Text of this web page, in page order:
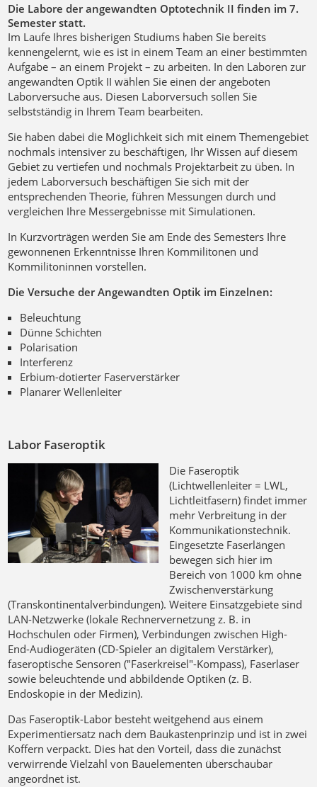
Die Labore der angewandten Optotechnik II finden im 7.
Semester statt.
Im Laufe Ihres bisherigen Studiums haben Sie bereits
kennengelernt, wie es ist in einem Team an einer bestimmten
Aufgabe – an einem Projekt – zu arbeiten. In den Laboren zur
angewandten Optik II wählen Sie einen der angeboten
Laborversuche aus. Diesen Laborversuch sollen Sie
selbstständig in Ihrem Team bearbeiten.
Sie haben dabei die Möglichkeit sich mit einem Themengebiet
nochmals intensiver zu beschäftigen, Ihr Wissen auf diesem
Gebiet zu vertiefen und nochmals Projektarbeit zu üben. In
jedem Laborversuch beschäftigen Sie sich mit der
entsprechenden Theorie, führen Messungen durch und
vergleichen Ihre Messergebnisse mit Simulationen.
In Kurzvorträgen werden Sie am Ende des Semesters Ihre
gewonnenen Erkenntnisse Ihren Kommilitonen und
Kommilitoninnen vorstellen.
Die Versuche der Angewandten Optik im Einzelnen:
Beleuchtung
Dünne Schichten
Polarisation
Interferenz
Erbium-dotierter Faserverstärker
Planarer Wellenleiter
Labor Faseroptik
Die Faseroptik
(Lichtwellenleiter = LWL,
Lichtleitfasern) findet immer
mehr Verbreitung in der
Kommunikationstechnik.
Eingesetzte Faserlängen
bewegen sich hier im
Bereich von 1000 km ohne
Zwischenverstärkung
(Transkontinentalverbindungen). Weitere Einsatzgebiete sind
LAN-Netzwerke (lokale Rechnervernetzung z. B. in
Hochschulen oder Firmen), Verbindungen zwischen High-
End-Audiogeräten (CD-Spieler an digitalem Verstärker),
faseroptische Sensoren ("Faserkreisel"-Kompass), Faserlaser
sowie beleuchtende und abbildende Optiken (z. B.
Endoskopie in der Medizin).
Das Faseroptik-Labor besteht weitgehend aus einem
Experimentiersatz nach dem Baukastenprinzip und ist in zwei
Koffern verpackt. Dies hat den Vorteil, dass die zunächst
verwirrende Vielzahl von Bauelementen überschaubar
angeordnet ist.